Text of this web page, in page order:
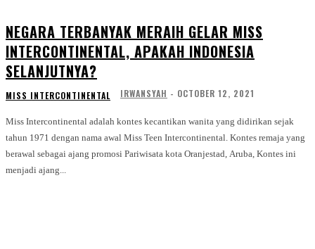
NEGARA TERBANYAK MERAIH GELAR MISS
INTERCONTINENTAL, APAKAH INDONESIA
SELANJUTNYA?
MISS INTERCONTINENTAL IRWANSYAH - OCTOBER 12, 2021
Miss Intercontinental adalah kontes kecantikan wanita yang didirikan sejak
tahun 1971 dengan nama awal Miss Teen Intercontinental. Kontes remaja yang
berawal sebagai ajang promosi Pariwisata kota Oranjestad, Aruba, Kontes ini
menjadi ajang...